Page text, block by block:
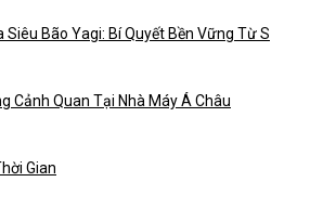
Bão Yagi: Bí Quyết Bền Vững Từ S
Cảnh Quan Tại Nhà Máy Á Châu
Gian